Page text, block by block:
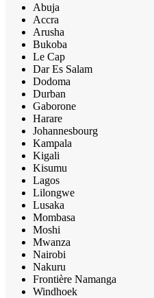
Abuja
Accra
Arusha
Bukoba
Le Cap
Dar Es Salam
Dodoma
Durban
Gaborone
Harare
Johannesbourg
Kampala
Kigali
Kisumu
Lagos
Lilongwe
Lusaka
Mombasa
Moshi
Mwanza
Nairobi
Nakuru
Frontière Namanga
Windhoek